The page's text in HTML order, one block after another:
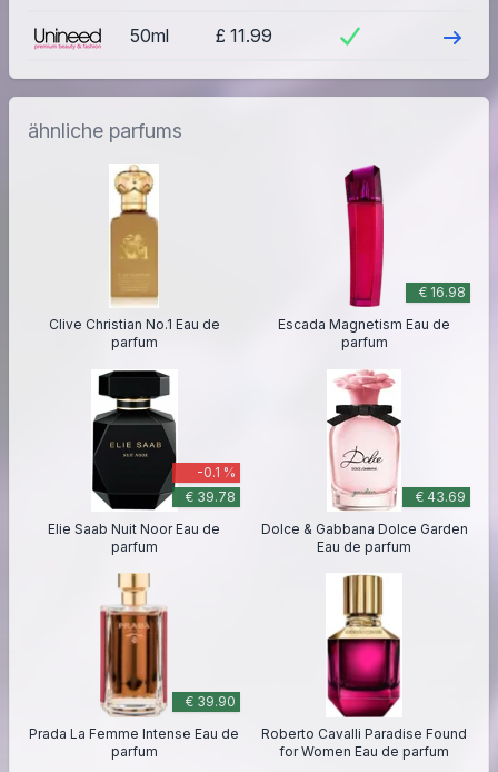
50ml £ 11.99 Besuch
ähnliche parfums
Clive Christian No.1 Eau de
parfum
€ 16.98
Escada Magnetism Eau de
parfum
-0.1 %
€ 39.78
Elie Saab Nuit Noor Eau de
parfum
€ 43.69
Dolce & Gabbana Dolce Garden
Eau de parfum
€ 39.90
Prada La Femme Intense Eau de
parfum
Roberto Cavalli Paradise Found
for Women Eau de parfum